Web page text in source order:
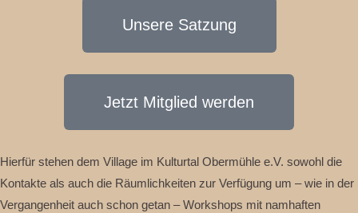
Unsere Satzung
Jetzt Mitglied werden
Hierfür stehen dem Village im Kulturtal Obermühle e.V. sowohl die
Kontakte als auch die Räumlichkeiten zur Verfügung um – wie in der
Vergangenheit auch schon getan – Workshops mit namhaften